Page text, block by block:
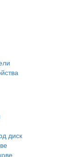
диск